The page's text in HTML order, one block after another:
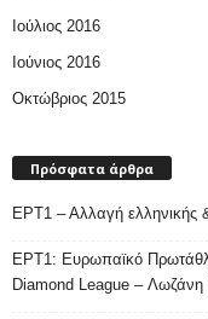
Ιούλιος 2016
Ιούνιος 2016
Οκτώβριος 2015
Πρόσφατα άρθρα
ΕΡΤ1 – Αλλαγή ελληνικής
ΕΡΤ1: Ευρωπαϊκό
Diamond League –